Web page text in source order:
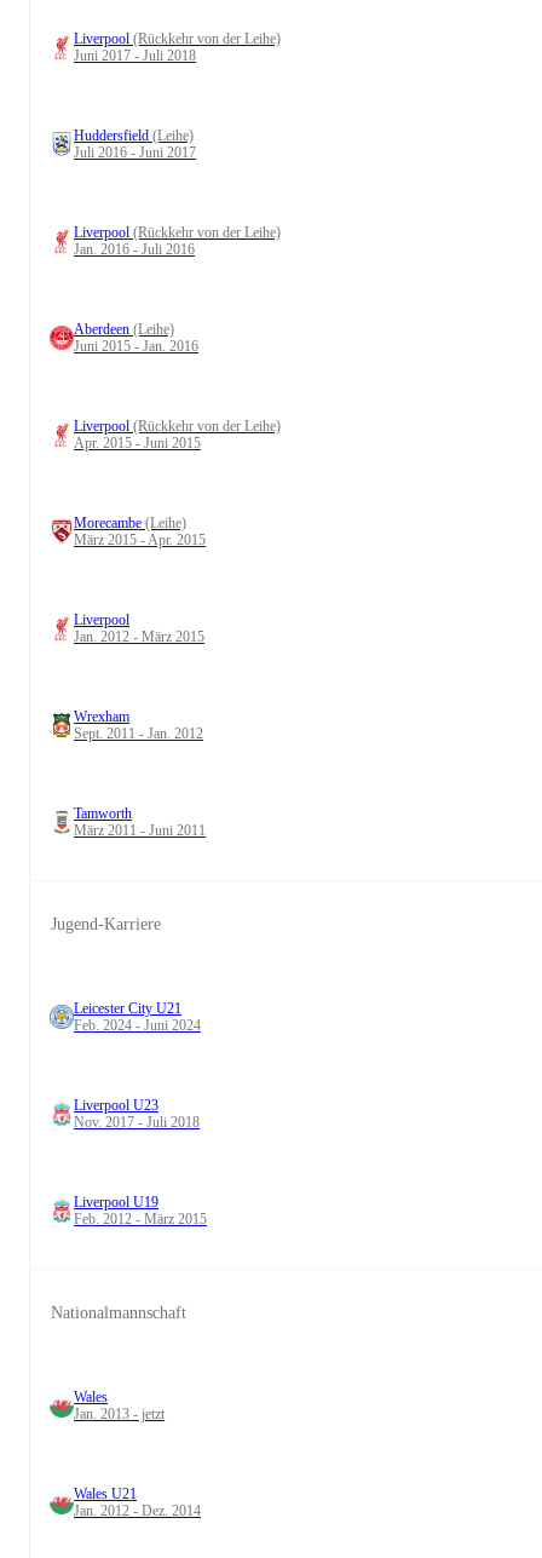
Liverpool (Rückkehr von der Leihe)
Juni 2017 - Juli 2018
Huddersfield (Leihe)
Juli 2016 - Juni 2017
Liverpool (Rückkehr von der Leihe)
Jan. 2016 - Juli 2016
Aberdeen (Leihe)
Juni 2015 - Jan. 2016
Liverpool (Rückkehr von der Leihe)
Apr. 2015 - Juni 2015
Morecambe (Leihe)
März 2015 - Apr. 2015
Liverpool
Jan. 2012 - März 2015
Wrexham
Sept. 2011 - Jan. 2012
Tamworth
März 2011 - Juni 2011
Jugend-Karriere
Leicester City U21
Feb. 2024 - Juni 2024
Liverpool U23
Nov. 2017 - Juli 2018
Liverpool U19
Feb. 2012 - März 2015
Nationalmannschaft
Wales
Jan. 2013 - jetzt
Wales U21
Jan. 2012 - Dez. 2014